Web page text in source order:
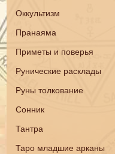
Оккультизм
Пранаяма
Приметы и поверья
Рунические расклады
Руны толкование
Сонник
Тантра
Таро младшие арканы